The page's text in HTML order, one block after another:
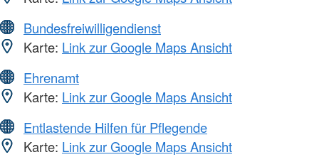
Bundesfreiwilligendienst
Karte: Link zur Google Maps Ansicht
Ehrenamt
Karte: Link zur Google Maps Ansicht
Entlastende Hilfen für Pflegende
Karte: Link zur Google Maps Ansicht